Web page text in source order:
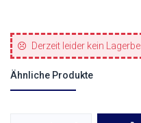
Derzeit leider kein
Ähnliche Produkte